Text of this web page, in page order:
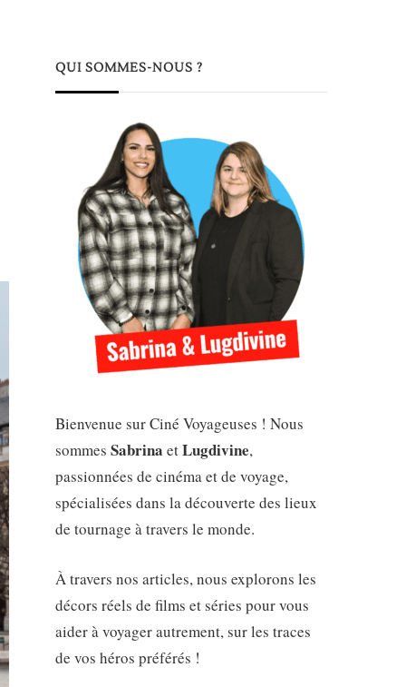
QUI SOMMES-NOUS ?
Bienvenue sur Ciné Voyageuses ! Nous
sommes Sabrina etLugdivine,
passionnées de cinéma et de voyage,
spécialisées dans la découverte des lieux
de tournage à travers le monde.
À travers nos articles, nous explorons les
décors réels de films et séries pour vous
aider à voyager autrement, sur les traces
de vos héros préférés !